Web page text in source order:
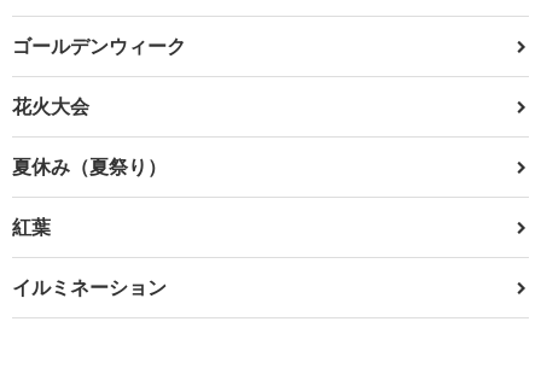
ゴールデンウィーク
花火大会
夏休み（夏祭り）
紅葉
イルミネーション